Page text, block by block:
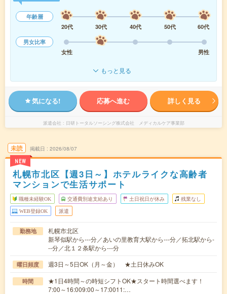
年齢層
20代
30代 40代 50代
60代
男女比率
女性
男性
もっと見る
気になる! 応募へ進む 詳しく見る
派遣会社 日研トータルソーシング株式会社 メディカルケア事業部
未読
NEW
掲載日 2026/08/07
札幌市北区【週3日～】ホテルライクな高齢者
マンションで生活サポート
職種未経験OK 交通費別途支給あり 土日祝日が休み 残業なし
WEB登録OK 派遣
勤務地
札幌市北区
新琴似駅から---分／あいの里教育大駅から---分／拓北駅から-
--分／北１２条駅から---分
曜日頻度 週3日～5日OK（月～金） ★土日休みOK
時間
★1日4時間～の時短シフトOK★スタート時間選べます！
7:00～16:009:00～17:0011:…